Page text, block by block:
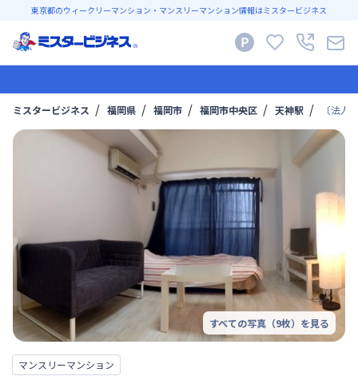
東京都のウィークリーマンション・マンスリーマンション情報はミスタービジネス
ミスタービジネス 福岡県 福岡市 福岡市中央区 天神駅 〔法
すべての写真（9枚）を見る
マンスリーマンション